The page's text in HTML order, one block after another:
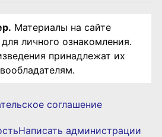
Материалы на сайте
личного ознакомления.
принадлежат их
соглашение
Написать администрации